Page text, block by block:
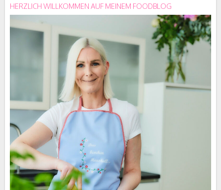
HERZLICH WILLKOMMEN AUF MEINEM FOODBLOG